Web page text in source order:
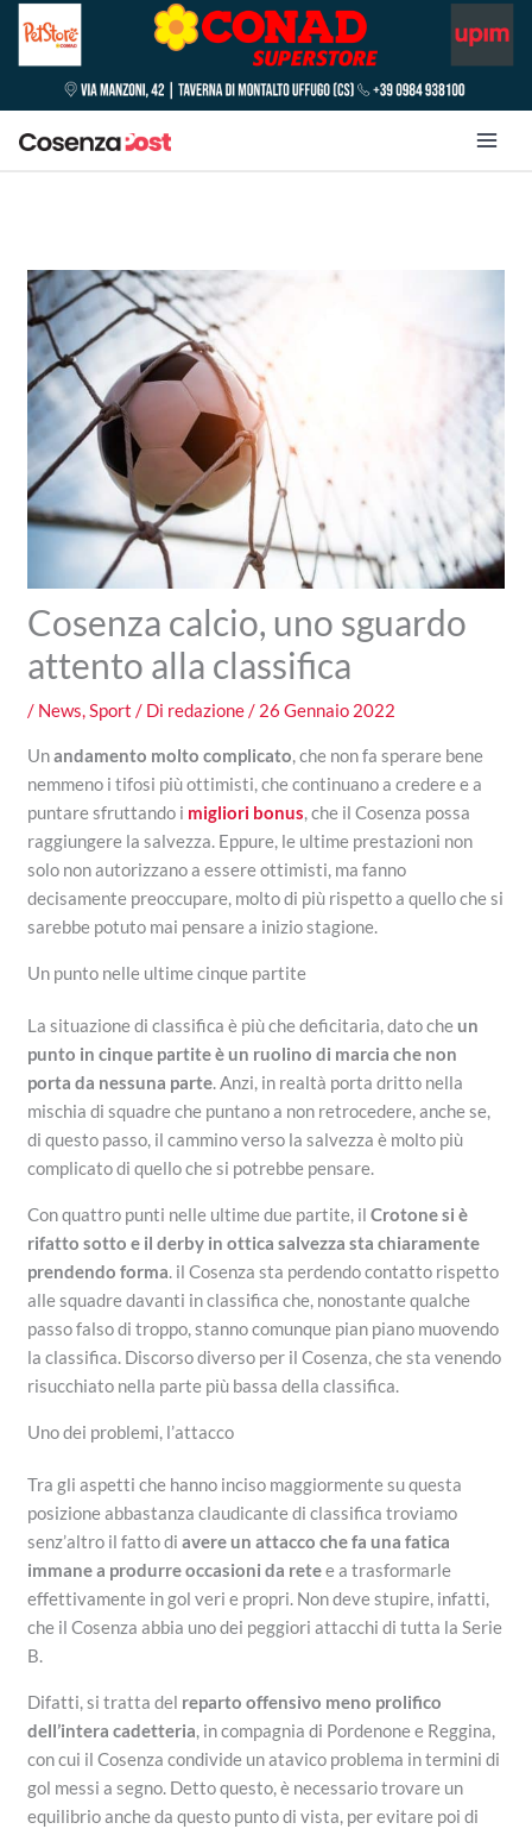
Cosenza calcio, uno sguardo
attento alla classifica
/ News,Sport / Di redazione/ 26 Gennaio 2022
Unandamento molto complicato, che non fa sperare bene
nemmeno i tifosi più ottimisti, che continuano a credere e a
puntare sfruttando i migliori bonus, che il Cosenza possa
raggiungere la salvezza. Eppure, le ultime prestazioni non
solo non autorizzano a essere ottimisti, ma fanno
decisamente preoccupare, molto di più rispetto a quello che si
sarebbe potuto mai pensare a inizio stagione.
Un punto nelle ultime cinque partite
La situazione di classifica è più che deficitaria, dato che un
punto in cinque partite è un ruolino di marcia che non
porta da nessuna parte. Anzi, in realtà porta dritto nella
mischia di squadre che puntano a non retrocedere, anche se,
di questo passo, il cammino verso la salvezza è molto più
complicato di quello che si potrebbe pensare.
Con quattro punti nelle ultime due partite, ilCrotone si è
rifatto sotto e il derby in ottica salvezza sta chiaramente
prendendo forma. il Cosenza sta perdendo contatto rispetto
alle squadre davanti in classifica che, nonostante qualche
passo falso di troppo, stanno comunque pian piano muovendo
la classifica. Discorso diverso per il Cosenza, che sta venendo
risucchiato nella parte più bassa della classifica.
Uno dei problemi, l’attacco
Tra gli aspetti che hanno inciso maggiormente su questa
posizione abbastanza claudicante di classifica troviamo
senz’altro il fatto diavere un attacco che fa una fatica
immane a produrre occasioni da retee a trasformarle
effettivamente in gol veri e propri. Non deve stupire, infatti,
che il Cosenza abbia uno dei peggiori attacchi di tutta la Serie
B.
Difatti, si tratta del reparto offensivo meno prolifico
dell’intera cadetteria, in compagnia di Pordenone e Reggina,
con cui il Cosenza condivide un atavico problema in termini di
gol messi a segno. Detto questo, è necessario trovare un
equilibrio anche da questo punto di vista, per evitare poi di